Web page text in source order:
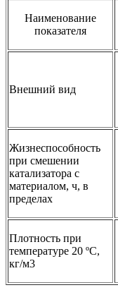
Наименование
показателя
Внешний вид
Жизнеспособность
при смешении
катализатора с
материалом, ч, в
пределах
Плотность при
температуре 20 ºС,
кг/м3